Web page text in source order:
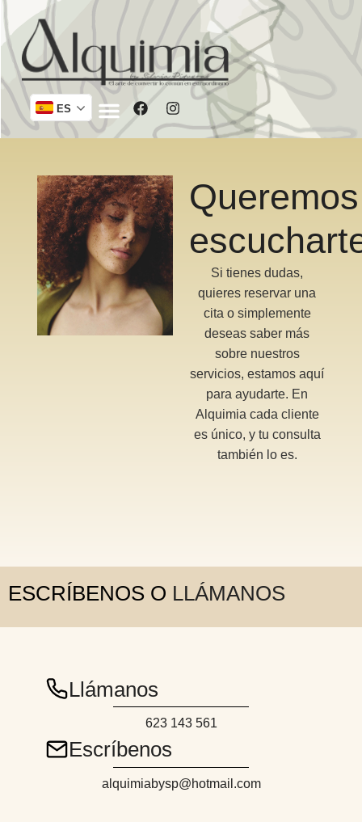
ES
Queremos
Si tienes dudas,
quieres reservar una
cita o simplemente
deseas saber más
sobre nuestros
servicios, estamos aquí
para ayudarte. En
Alquimia cada cliente
es único, y tu consulta
también lo es.
ESCRÍBENOS O
Llámanos
623 143 561
Escríbenos
alquimiabysp@hotmail.com